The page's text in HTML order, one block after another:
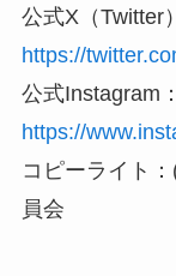
公式X（Twitter
https://
公式Instagram：
https://
コピーライト
員会